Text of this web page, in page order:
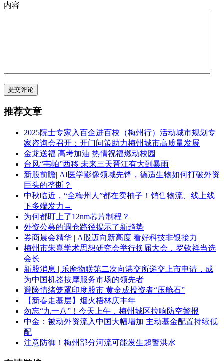
内容
提交评论
推荐文章
2025院士专家入百企进百校（梅州行）活动城市规划专
家咨询会召开：开门问策助力梅州城市高质量发展
金龙送福 高考加油 热情祝福燃动校园
台风“韦帕”西移 未来三天晋江有大到暴雨
新股前瞻| AI医学影像领域先锋，德适生物如何打破外资
巨头的垄断？
中秋临近，“全梅州人”都在卖柚子！销售物流、线上线
下多端发力→
为何都盯上了12nm芯片制程？
外资公募的调仓路径揭示了新趋势
券商晨会精华 | A股迈向新高度 看好科技非银接力
梅州市朱熹学术思想研究会举行换届大会，罗钦祥当选
会长
新股消息 | 乐摩物联第二次向港交所递交上市申请，成
为中国机器按摩服务市场的领先者
避险情绪笼罩印度股市 黄金成投资者“压舱石”
【新春走基层】烟火梧林庆丰年
勿忘“九一八”！今天上午，梅州城区拉响防空警报
中金：被动外资流入中国大幅增加 主动基金配置持续低
配
注意防御！梅州部分河流可能发生超警洪水